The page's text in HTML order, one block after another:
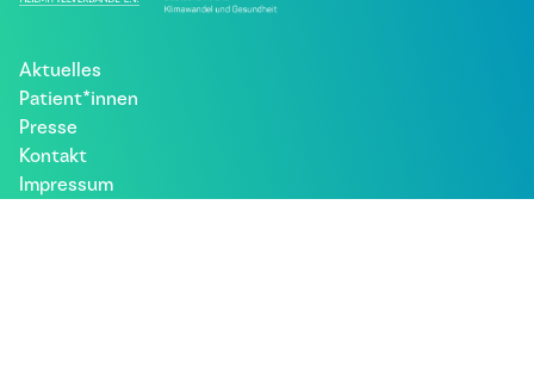
Aktuelles
Patient*innen
Presse
Kontakt
Impressum